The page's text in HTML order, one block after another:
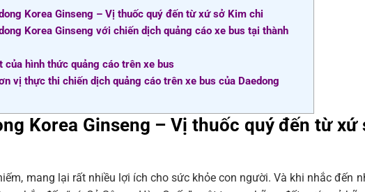
Korea Ginseng – Vị thuốc quý đến từ xứ sở Kim chi
Korea Ginseng với chiến dịch quảng cáo xe bus tại thành
của hình thức quảng cáo trên xe bus
vị thực thi chiến dịch quảng cáo trên xe bus của Daedong
Korea Ginseng – Vị thuốc quý đến từ xứ
mang lại rất nhiều lợi ích cho sức khỏe con người. Và khi nhắc đến